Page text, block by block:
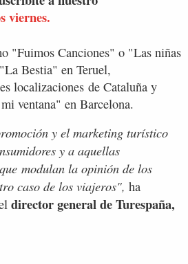
viernes.
"Fuimos Canciones" o "Las niñas
Bestia" en Teruel,
localizaciones de Cataluña y
ventana" en Barcelona.
y el marketing turístico
y a aquellas
modulan la opinión de los
caso de los viajeros", ha
director general de Turespaña,